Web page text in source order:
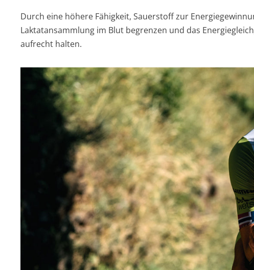
Durch eine höhere Fähigkeit, Sauerstoff zur
Laktatansammlung im Blut begrenzen und das
aufrecht halten.